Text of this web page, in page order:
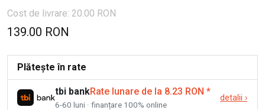
Cost de livrare: 20.00 RON
139.00 RON
Plătește în rate
tbi bankRate lunare de la 8.23 RON *
6-60 luni · finanțare 100% online
detalii ›